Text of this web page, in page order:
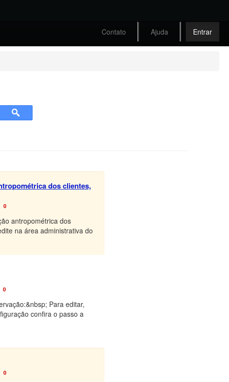
Contato Ajuda Entrar
dos clientes,
0
antropométrica dos
na área administrativa do
0
Para editar,
confira o passo a
0